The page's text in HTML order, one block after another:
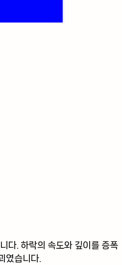
다. 하락의 속도와 깊이를 증폭
였습니다.